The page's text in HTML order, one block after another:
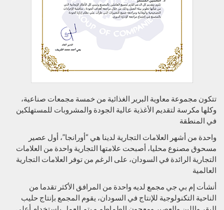
تتكون مجموعة معاوية البرير الغذائية من خمسة مجمعات صناعية،
وكلها مكرسة لتقديم الأغذية عالية الجودة والمشروبات للمستهلكين
في المنطقة
واحدة من أشهر العلامات التجارية لدينا هي “أورانجا”، أول عصير
مسحوق مصنوع محليا، أصبحت علامتها التجارية واحدة من العلامات
التجارية الرائدة في السودان، على الرغم من توفر العلامات التجارية
العالمية
أنشأت إم بي جي مجمع لديه واحدة من المرافق الأكثر تقدما من
الناحية التكنولوجية للإنتاج في السودان، يقوم المجمع بإنتاج حليب